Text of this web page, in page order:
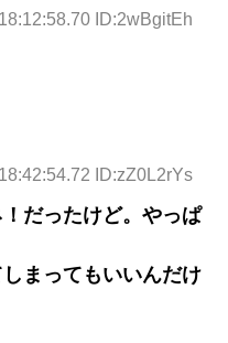
ID:2wBgitEh
ID:zZ0L2rYs
だったけど。やっぱ
まってもいいんだけ